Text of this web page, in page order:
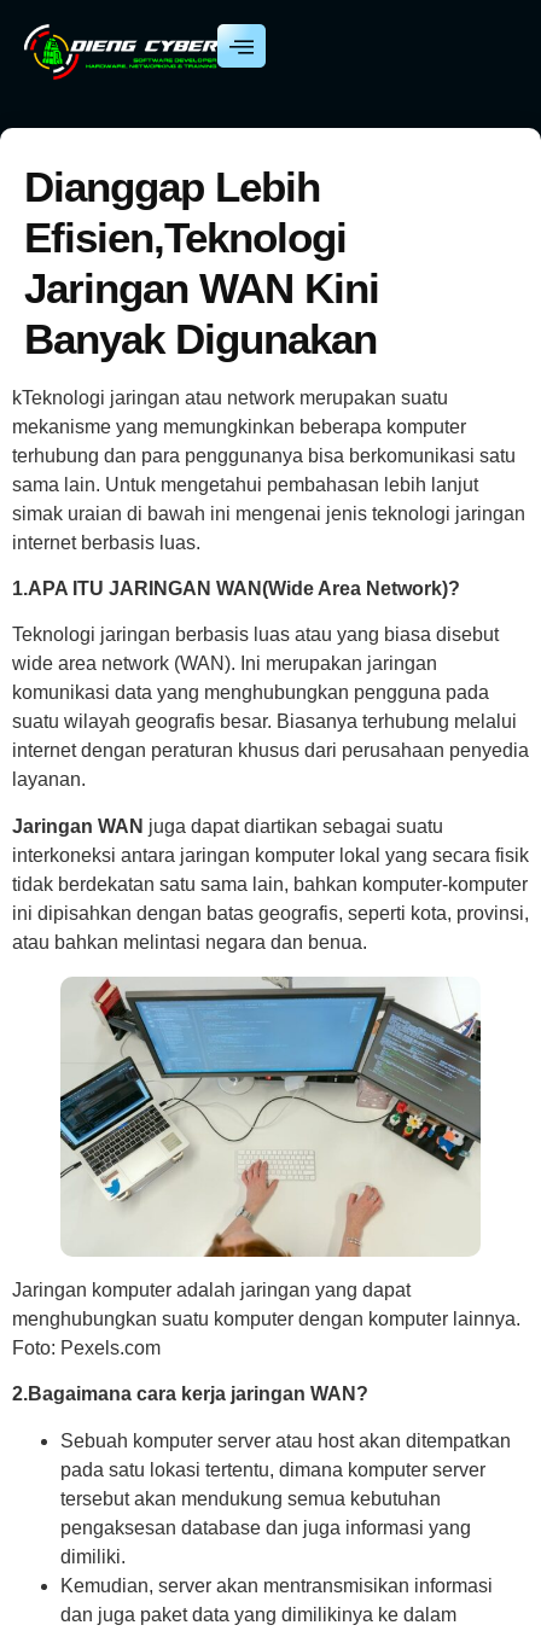
Dianggap Lebih
Efisien,Teknologi
Jaringan WAN Kini
Banyak Digunakan
kTeknologi jaringan atau network merupakan suatu
mekanisme yang memungkinkan beberapa komputer
terhubung dan para penggunanya bisa berkomunikasi satu
sama lain. Untuk mengetahui pembahasan lebih lanjut
simak uraian di bawah ini mengenai jenis teknologi jaringan
internet berbasis luas.
1.APA ITU JARINGAN WAN(Wide Area Network)?
Teknologi jaringan berbasis luas atau yang biasa disebut
wide area network (WAN). Ini merupakan jaringan
komunikasi data yang menghubungkan pengguna pada
suatu wilayah geografis besar. Biasanya terhubung melalui
internet dengan peraturan khusus dari perusahaan penyedia
layanan.
Jaringan WAN juga dapat diartikan sebagai suatu
interkoneksi antara jaringan komputer lokal yang secara fisik
tidak berdekatan satu sama lain, bahkan komputer-komputer
ini dipisahkan dengan batas geografis, seperti kota, provinsi,
atau bahkan melintasi negara dan benua.
Jaringan komputer adalah jaringan yang dapat
menghubungkan suatu komputer dengan komputer lainnya.
Foto: Pexels.com
2.Bagaimana cara kerja jaringan WAN?
Sebuah komputer server atau host akan ditempatkan
pada satu lokasi tertentu, dimana komputer server
tersebut akan mendukung semua kebutuhan
pengaksesan database dan juga informasi yang
dimiliki.
Kemudian, server akan mentransmisikan informasi
dan juga paket data yang dimilikinya ke dalam